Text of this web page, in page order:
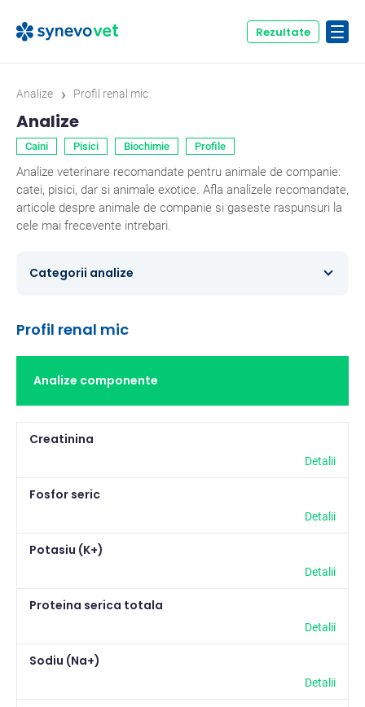
Rezultate
Analize › Profil renal mic
Analize
Caini Pisici Biochimie Profile
Analize veterinare recomandate pentru animale de companie:
catei, pisici, dar si animale exotice. Afla analizele recomandate,
articole despre animale de companie si gaseste raspunsuri la
cele mai frecevente intrebari.
Categorii analize
Pasari
Rumegatoare mici
2
Profil renal mic
Analize componente
Creatinina
Detalii
Fosfor seric
Detalii
Potasiu (K+)
Detalii
Proteina serica totala
Detalii
Sodiu (Na+)
Detalii